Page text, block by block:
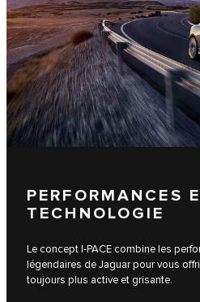
PERFORMANCES
TECHNOLOGIE
Le concept I‑PACE combine les
légendaires de Jaguar pour vous
toujours plus active et grisante.